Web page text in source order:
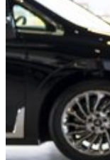
Состоялась
Voyah